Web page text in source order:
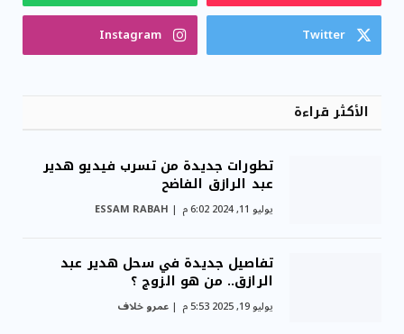
Twitter
Instagram
الأكثر قراءة
تطورات جديدة من تسرب فيديو هدير
عبد الرازق الفاضح
يوليو 11, 2024 6:02 م ESSAM RABAH
تفاصيل جديدة في سحل هدير عبد
الرازق.. من هو الزوج ؟
يوليو 19, 2025 5:53 م عمرو خلاف